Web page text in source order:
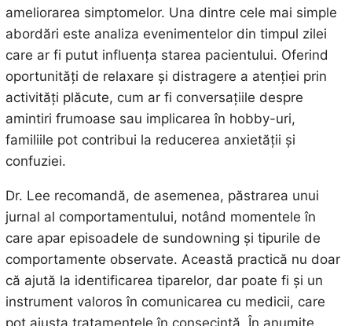
ameliorarea simptomelor. Una dintre cele mai simple
abordări este analiza evenimentelor din timpul zilei
care ar fi putut influența starea pacientului. Oferind
oportunități de relaxare și distragere a atenției prin
activități plăcute, cum ar fi conversațiile despre
amintiri frumoase sau implicarea în hobby-uri,
familiile pot contribui la reducerea anxietății și
confuziei.
Dr. Lee recomandă, de asemenea, păstrarea unui
jurnal al comportamentului, notând momentele în
care apar episoadele de sundowning și tipurile de
comportamente observate. Această practică nu doar
că ajută la identificarea tiparelor, dar poate fi și un
instrument valoros în comunicarea cu medicii, care
pot ajusta tratamentele în consecință. În anumite